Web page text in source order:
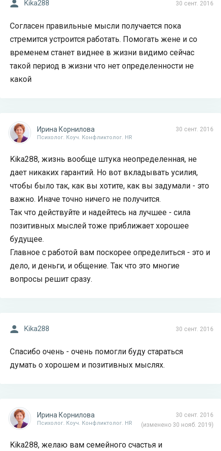
30 сент. 2016
Kika288
Согласен правильные мысли получается пока
стремится устроится работать. Помогать жене и со
временем станет виднее в жизни видимо сейчас
такой период в жизни что нет определенности не
какой
30 сент. 2016
Ирина Корнилова
Психолог. Коуч. Конфликтолог. HR
Kika288, жизнь вообще штука неопределенная, не
дает никаких гарантий. Но вот вкладывать усилия,
чтобы было так, как вы хотите, как вы задумали - это
важно. Иначе точно ничего не получится.
Так что действуйте и надейтесь на лучшее - сила
позитивных мыслей тоже приближает хорошее
будущее.
Главное с работой вам поскорее определиться - это и
дело, и деньги, и общение. Так что это многие
вопросы решит сразу.
30 сент. 2016
Kika288
Спасибо очень - очень помогли буду стараться
думать о хорошем и позитивных мыслях.
30 сент. 2016
(изменено 30 нояб. 2019)
Ирина Корнилова
Психолог. Коуч. Конфликтолог. HR
Kika288, желаю вам семейного счастья и